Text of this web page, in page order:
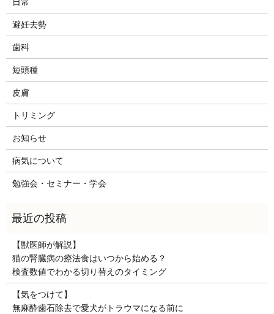
避妊去勢
歯科
短頭種
皮膚
トリミング
お知らせ
病気について
勉強会・セミナー・学会
【獣医師が解説】
猫の腎臓病の療法食はいつから始める？
検査数値でわかる切り替えのタイミング
【気をつけて】
無麻酔歯石除去で愛犬がトラウマになる前に